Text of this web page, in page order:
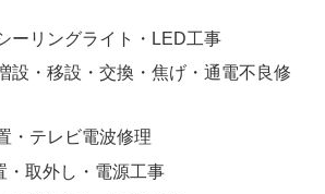
ーリングライト・LED工事
設・移設・交換・焦げ・通電不良修
・テレビ電波修理
・取外し・電源工事